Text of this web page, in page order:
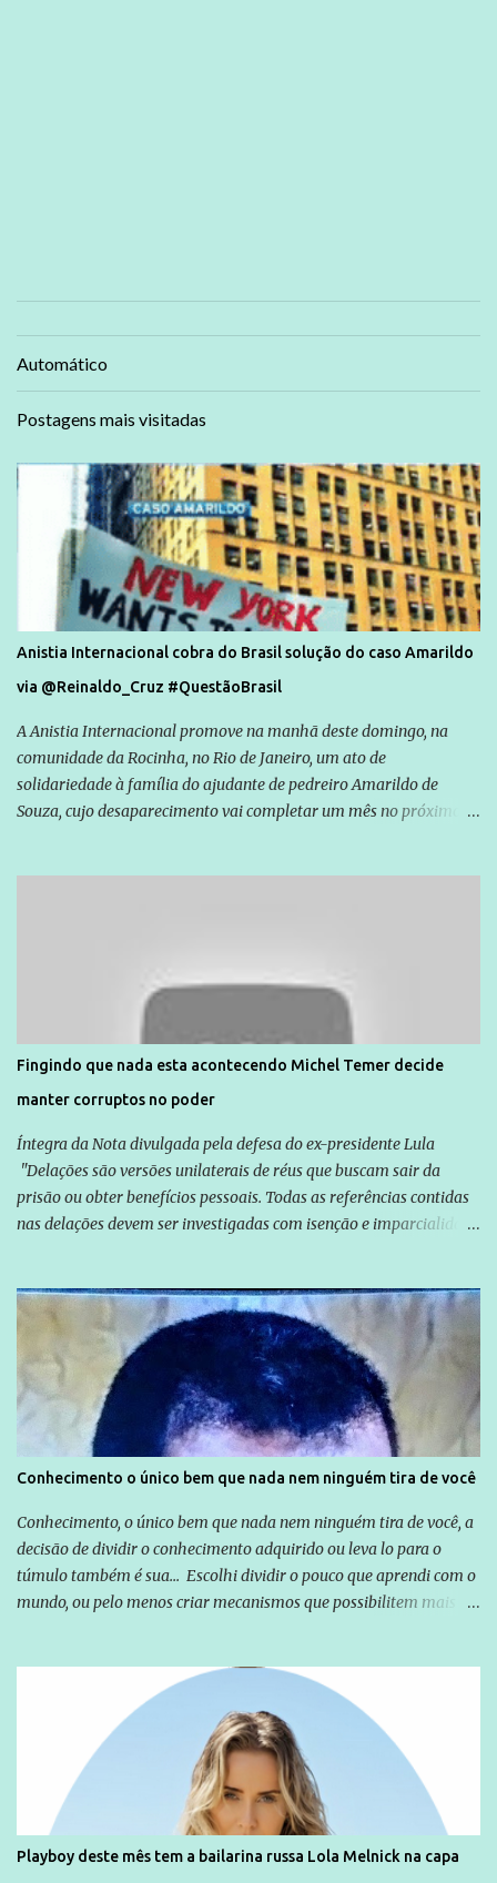
Automático
Postagens mais visitadas
Anistia Internacional cobra do Brasil solução do caso Amarildo
via @Reinaldo_Cruz #QuestãoBrasil
A Anistia Internacional promove na manhã deste domingo, na
comunidade da Rocinha, no Rio de Janeiro, um ato de
solidariedade à família do ajudante de pedreiro Amarildo de
Souza, cujo desaparecimento vai completar um mês no próximo
são vítimas de violência, estão em situação de risco ou têm seus
direitos violados. Leia mais: Anistia Internacional cobra do Brasil
solução do caso Amarildo - Terra Brasil
Fingindo que nada esta acontecendo Michel Temer decide
manter corruptos no poder
Íntegra da Nota divulgada pela defesa do ex-presidente Lula
"Delações são versões unilaterais de réus que buscam sair da
prisão ou obter benefícios pessoais. Todas as referências contidas
nas delações devem ser investigadas com isenção e imparcialidade
Globo manteve com o Grupo Odebrecht, citada na delação de
Emílio Odebrecht. Lula sempre atuou para promover o Brasil no
exterior, e não para promover determinadas empresas ou
empresários" Assina a nota o advogado Cristiano Zanin Martins
Conhecimento o único bem que nada nem ninguém tira de você
Conhecimento, o único bem que nada nem ninguém tira de você, a
decisão de dividir o conhecimento adquirido ou leva lo para o
túmulo também é sua... Escolhi dividir o pouco que aprendi com o
mundo, ou pelo menos criar mecanismos que possibilitem mais e
empreendedor da comunicação, que além de informação
cotidiana, corriqueira e cada vez mais preocupantes, do tipo que
você já esta acostumado a ver neste espaço, vou trabalhar a ideia
que possibilite distribuir não só informações, mas que gere de
forma consistente a riqueza do conhecimento... Exemplo: o
cidadão brasileiro não precisa só ser informado sobre operações
da Lava Jato, Reformas que podem retirar ou não direitos, ou
quem vai ser preso ou não; é preciso levar até as pessoas, do mais
Playboy deste mês tem a bailarina russa Lola Melnick na capa